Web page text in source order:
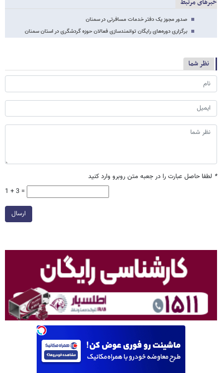
صدور مجوز یک دفتر خدمات مسافرتی در سمنان
برگزاری دوره‌های رایگان توانمندسازی فعالان حوزه گردشگری در استان سمنان
نظر شما
* لطفا حاصل عبارت را در جعبه متن روبرو وارد کنید
1 + 3 =
ارسال